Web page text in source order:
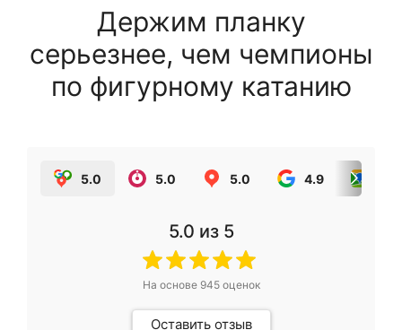
Держим планку
серьезнее, чем чемпионы
по фигурному катанию
5.0 5.0 5.0 4.9
5.0 из 5
На основе 945оценок
Оставить отзыв